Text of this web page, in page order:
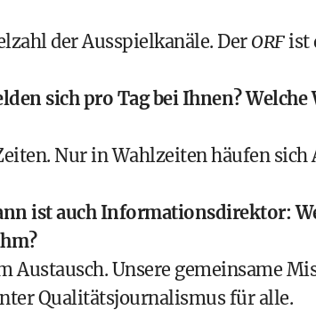
der Ausspielkanäle. Der ORFist
sich pro Tag bei Ihnen?
Nur in Wahlzeiten häufen sich
ist auch Informationsdirektor:
Austausch. Unsere gemeinsame
Qualitätsjournalismus für alle.